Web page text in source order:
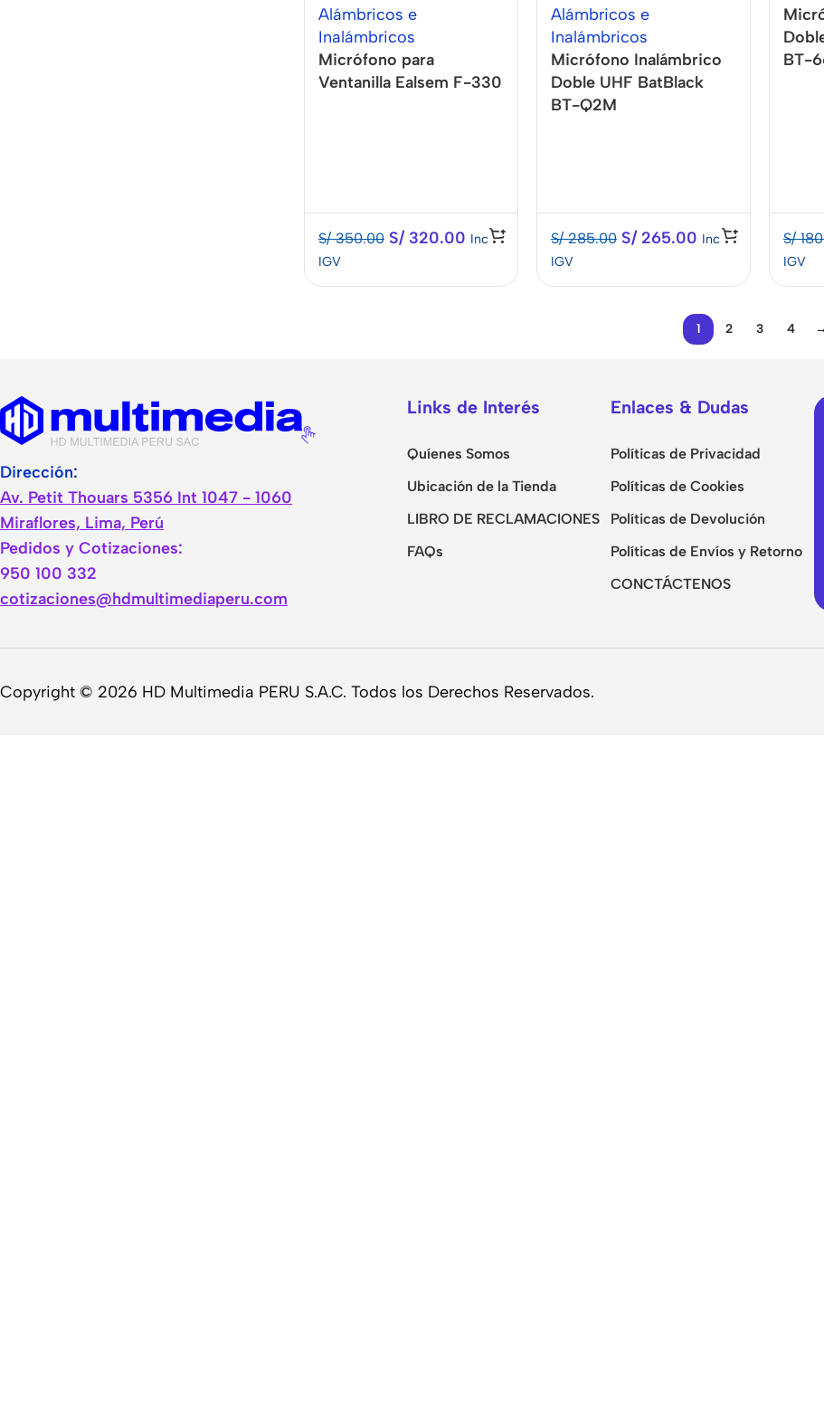
Alámbricos e
Inalámbricos
Micrófono para
Ventanilla Ealsem F-330
S/350.00 S/320.00 Inc
IGV
Alámbricos e
Inalámbricos
Micrófono Inalámbrico
Doble UHF BatBlack
BT-Q2M
S/285.00 S/265.00 Inc
IGV
BT-
S/
IGV
1 2 3 4 →
Dirección:
Av. Petit Thouars 5356 Int 1047 - 1060
Miraflores, Lima, Perú
Pedidos y Cotizaciones:
950 100 332
cotizaciones@hdmultimediaperu.com
Links de Interés
Quíenes Somos
Ubicación de la Tienda
LIBRO DE RECLAMACIONES
FAQs
Enlaces & Dudas
Políticas de Privacidad
Políticas de Cookies
Políticas de Devolución
Políticas de Envíos y Retorno
CONCTÁCTENOS
Copyright © 2026 HD Multimedia PERU S.A.C. Todos los Derechos Reservados.